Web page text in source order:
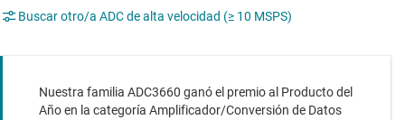
Buscar otro/a ADC de alta velocidad (≥ 10 MSPS)
Nuestra familia ADC3660 ganó el premio al Producto del
Año en la categoría Amplificador/Conversión de Datos